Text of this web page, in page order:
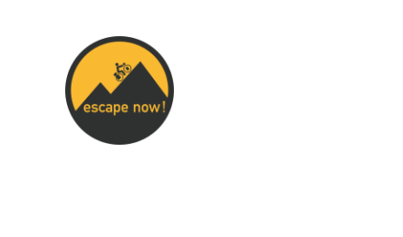
springen